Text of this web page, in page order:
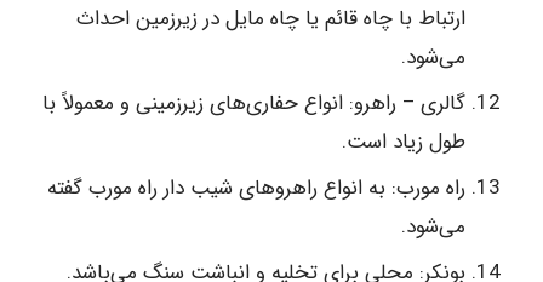
ارتباط با چاه قائم یا چاه مایل در زیرزمین احداث
می‌شود.
گالری – راهرو: انواع حفاری‌های زیرزمینی و معمولاً با
طول زیاد است.
راه مورب: به انواع راهروهای شیب دار راه مورب گفته
می‌شود.
بونکر: محلی برای تخلیه و انباشت سنگ می‌باشد.